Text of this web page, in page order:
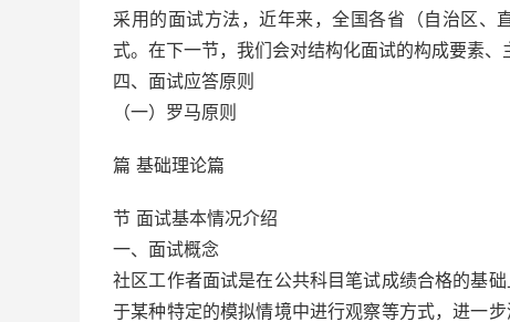
采用的面试方法，近年来，全国各省（自治区
式。在下一节，我们会对结构化面试的构成要素、
四、面试应答原则
（一）罗马原则
篇 基础理论篇
节 面试基本情况介绍
一、面试概念
社区工作者面试是在公共科目笔试成绩合格的基
于某种特定的模拟情境中进行观察等方式，进一